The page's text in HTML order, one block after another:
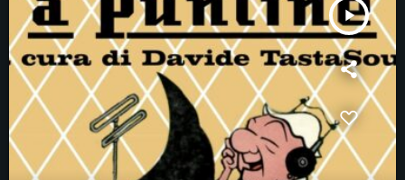
play_arrow